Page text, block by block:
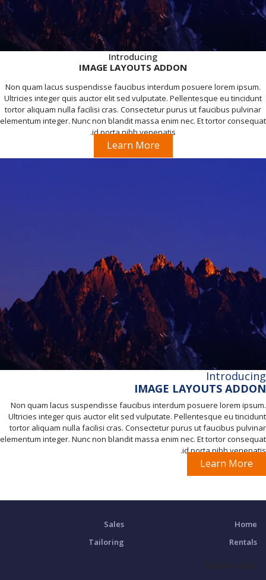
Introducing
IMAGE LAYOUTS ADDON
Non quam lacus suspendisse faucibus interdum posuere lorem ipsum.
Ultricies integer quis auctor elit sed vulputate. Pellentesque eu tincidunt
tortor aliquam nulla facilisi cras. Consectetur purus ut faucibus pulvinar
elementum integer. Nunc non blandit massa enim nec. Et tortor consequat
id porta nibh venenatis.
Learn More
Introducing
IMAGE LAYOUTS ADDON
Non quam lacus suspendisse faucibus interdum posuere lorem ipsum.
Ultricies integer quis auctor elit sed vulputate. Pellentesque eu tincidunt
tortor aliquam nulla facilisi cras. Consectetur purus ut faucibus pulvinar
elementum integer. Nunc non blandit massa enim nec. Et tortor consequat
id porta nibh venenatis.
Learn More
Home
Rentals
Sales
Tailoring
Shireens Blog